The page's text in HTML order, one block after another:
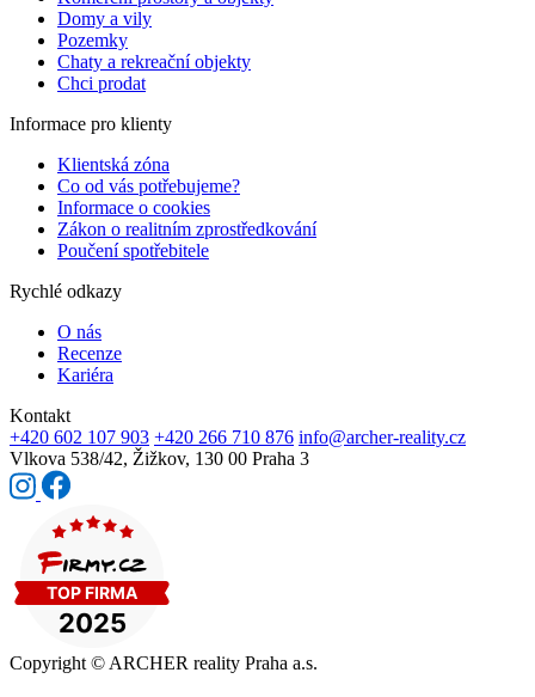
Domy a vily
Pozemky
Chaty a rekreační objekty
Chci prodat
Informace pro klienty
Klientská zóna
Co od vás potřebujeme?
Informace o cookies
Zákon o realitním zprostředkování
Poučení spotřebitele
Rychlé odkazy
O nás
Recenze
Kariéra
Kontakt
+420 602 107 903 +420 266 710 876 info@archer-reality.cz
Vlkova 538/42, Žižkov, 130 00 Praha 3
Copyright © ARCHER reality Praha a.s.